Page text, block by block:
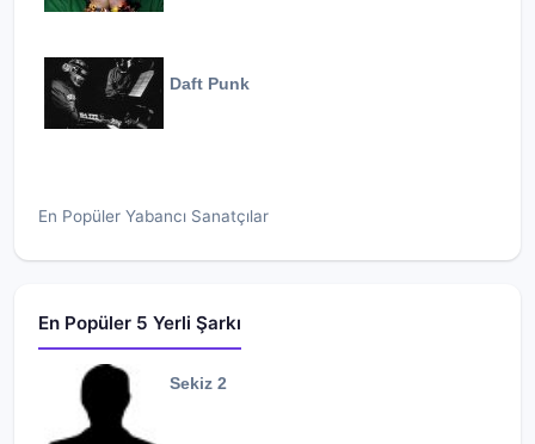
Daft Punk
En Popüler Yabancı Sanatçılar
En Popüler 5 Yerli Şarkı
Sekiz 2